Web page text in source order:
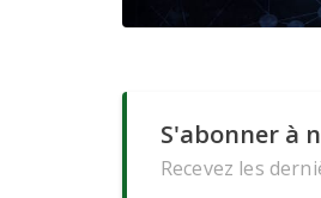
S'abonner à
Recevez les